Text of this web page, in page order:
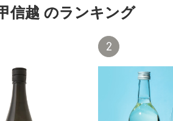
信越 のランキング
2